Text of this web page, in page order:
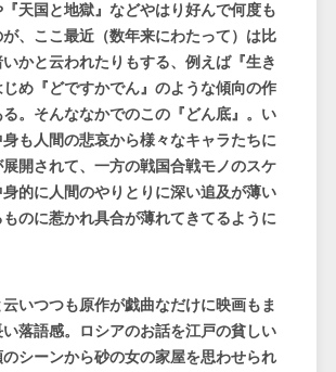
『天国と地獄』などやはり好んで何度も
、ここ最近（数年来にわたって）は比
かと云われたりもする、例えば『生き
め『どですかでん』のような傾向の作
。そんななかでのこの『どん底』。い
も人間の悲哀から様々なキャラたちに
開されて、一方の戦国合戦モノのスケ
的に人間のやりとりに深い追及が薄い
のに惹かれ具合が薄れてきてるように
いつつも原作が戯曲なだけに映画もま
落語感。ロシアのお話を江戸の貧しい
シーンから砂の女の家屋を思わせられ